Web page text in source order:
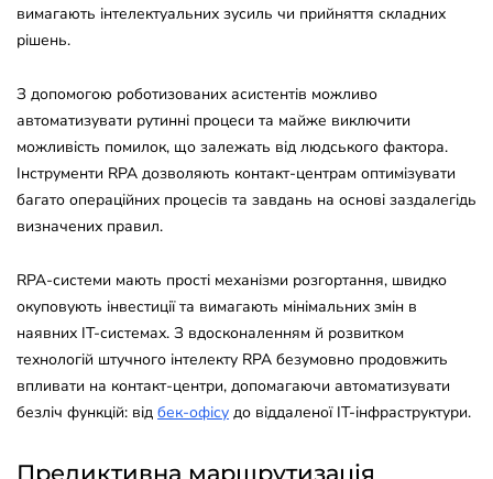
вимагають інтелектуальних зусиль чи прийняття складних
рішень.
З допомогою роботизованих асистентів можливо
автоматизувати рутинні процеси та майже виключити
можливість помилок, що залежать від людського фактора.
Інструменти RPA дозволяють контакт-центрам оптимізувати
багато операційних процесів та завдань на основі заздалегідь
визначених правил.
RPA-системи мають прості механізми розгортання, швидко
окуповують інвестиції та вимагають мінімальних змін в
наявних IT-системах. З вдосконаленням й розвитком
технологій штучного інтелекту RPA безумовно продовжить
впливати на контакт-центри, допомагаючи автоматизувати
безліч функцій: від бек-офісу до віддаленої IT-інфраструктури.
Предиктивна маршрутизація